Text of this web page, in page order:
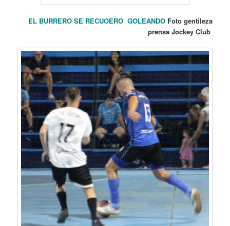
EL BURRERO SE RECUOERO GOLEANDO Foto gentileza
prensa Jockey Club